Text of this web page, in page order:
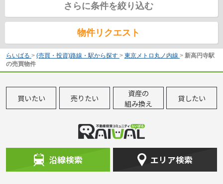
さらに条件を絞り込む
物件リクエスト
らいばる > (売買・投資)路線・駅から探す > 東京メトロ丸ノ内線 > 新高円寺駅
の売買物件
買いたい 売りたい
資産の
組み換え
貸したい
沿線検索 エリア検索